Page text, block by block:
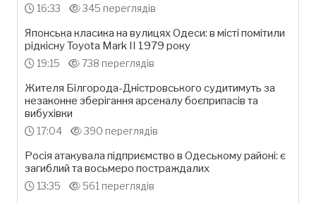
16:33 345 переглядів
Японська класика на вулицях Одеси: в місті помітили
рідкісну Toyota Mark II 1979 року
19:15 738 переглядів
Жителя Білгорода-Дністровського судитимуть за
незаконне зберігання арсеналу боєприпасів та
вибухівки
17:04 390 переглядів
Росія атакувала підприємство в Одеському районі: є
загиблий та восьмеро постраждалих
13:35 561 переглядів